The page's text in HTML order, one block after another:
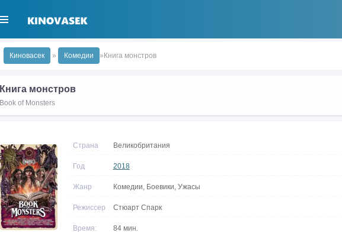
Киновасек » Комедии »Книга монстров
Книга монстров
Book of Monsters
Страна Великобритания
Год 2018
Жанр Комедии, Боевики, Ужасы
Режиссер Стюарт Спарк
Время: 84 мин.